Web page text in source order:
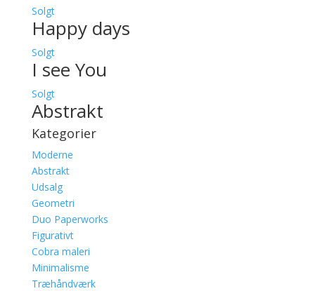
Solgt
Happy days
Solgt
I see You
Solgt
Abstrakt
Kategorier
Moderne
Abstrakt
Udsalg
Geometri
Duo Paperworks
Figurativt
Cobra maleri
Minimalisme
Træhåndværk